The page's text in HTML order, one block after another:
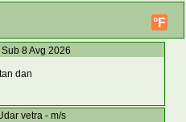
°F
Sub 8 Avg 2026
dan
vetra - m/s